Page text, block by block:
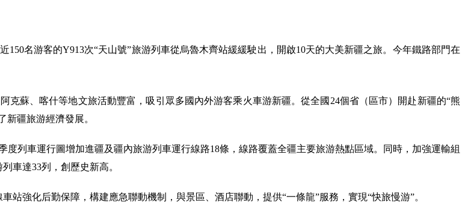
名游客的Y913次“天山號”旅游列車從烏魯木齊站緩緩駛出，開啟10天的大美新疆之旅。今年鐵路部門在
蘇、喀什等地文旅活動豐富，吸引眾多國內外游客乘火車游新疆。從全國24個省（區市）開赴新疆的“熊
新疆旅游經濟發展。
列車運行圖增加進疆及疆內旅游列車運行線路18條，線路覆蓋全疆主要旅游熱點區域。同時，加強運輸組
車達33列，創歷史新高。
強化后勤保障，構建應急聯動機制，與景區、酒店聯動，提供“一條龍”服務，實現“快旅慢游”。